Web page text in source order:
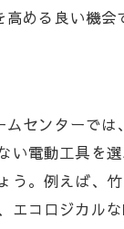
リア
める良い機会
センターで
電動工具を
。例えば、
コロジカル